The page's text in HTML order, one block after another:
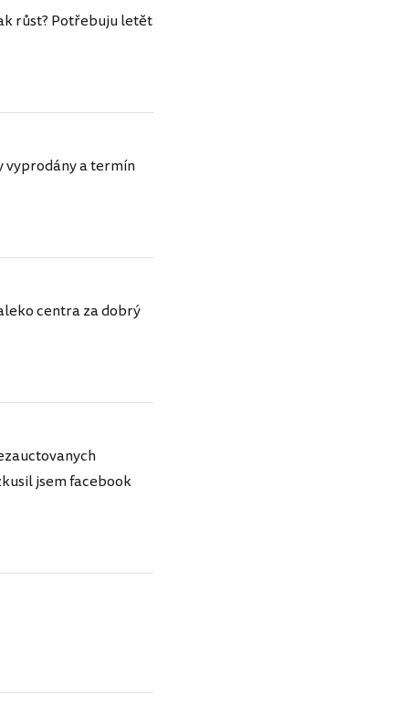
růst? Potřebuju letět
vyprodány a termín
centra za dobrý
jsem facebook